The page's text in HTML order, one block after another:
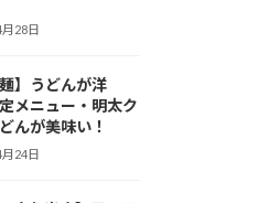
28日
麺】うどんが洋
メニュー・明太ク
んが美味い！
24日